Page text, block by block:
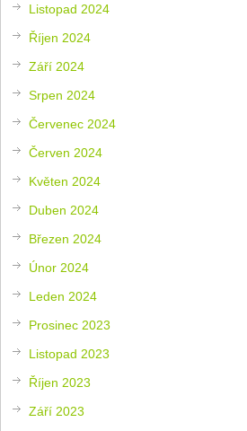
Listopad 2024
Říjen 2024
Září 2024
Srpen 2024
Červenec 2024
Červen 2024
Květen 2024
Duben 2024
Březen 2024
Únor 2024
Leden 2024
Prosinec 2023
Listopad 2023
Říjen 2023
Září 2023